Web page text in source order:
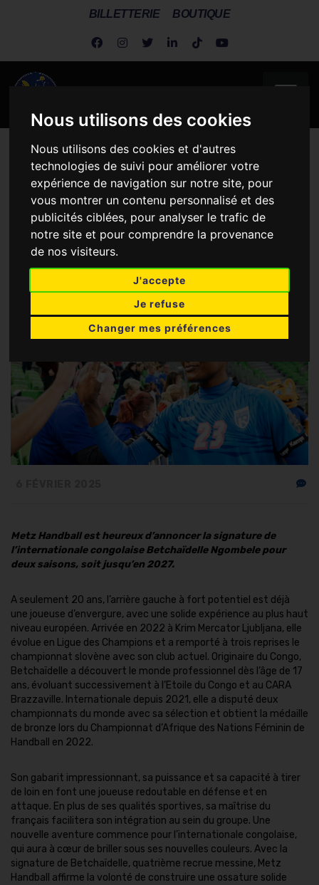
Nous utilisons des cookies
Nous utilisons des cookies et d'autres
technologies de suivi pour améliorer votre
expérience de navigation sur notre site, pour
vous montrer un contenu personnalisé et des
publicités ciblées, pour analyser le trafic de
notre site et pour comprendre la provenance
de nos visiteurs.
J'accepte
Je refuse
Changer mes préférences
BILLETTERIE BOUTIQUE
Metz Handball > Actus Dragonnes > Dragonnes >
Ngombele rejoint Metz Handball jusqu’en 2027.
BETCHAÏDELLE
NGOMBELE REJOINT
METZ HANDBALL
JUSQU’EN 2027.
Metz Handball est heureux d’annoncer la signature de
l’internationale congolaise Betchaïdelle Ngombele pour
deux saisons, soit jusqu’en 2027.
A seulement 20 ans, l’arrière gauche à fort potentiel est déjà
une joueuse d’envergure, avec une solide expérience au plus haut
niveau européen. Arrivée en 2022 à Krim Mercator Ljubljana, elle
évolue en Ligue des Champions et a remporté à trois reprises le
championnat slovène avec son club actuel. Originaire du Congo,
Betchaïdelle a découvert le monde professionnel dès l’âge de 17
ans, évoluant successivement à l’Etoile du Congo et au CARA
Brazzaville. Internationale depuis 2021, elle a disputé deux
championnats du monde avec sa sélection et obtient la médaille
de bronze lors du Championnat d’Afrique des Nations Féminin de
Handball en 2022.
Son gabarit impressionnant, sa puissance et sa capacité à tirer
de loin en font une joueuse redoutable en défense et en
attaque. En plus de ses qualités sportives, sa maîtrise du
français facilitera son intégration au sein du groupe. Une
nouvelle aventure commence pour l’internationale congolaise,
qui aura à cœur de briller sous ses nouvelles couleurs. Avec la
signature de Betchaïdelle, quatrième recrue messine, Metz
Handball affirme la volonté de construire une ossature solide